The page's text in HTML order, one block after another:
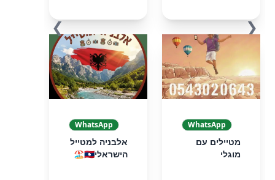
❮
WhatsApp
מטיילים עם
מוגלי
WhatsApp
אלבניה למטייל
הישראלי🇦🇱🏖️
❯